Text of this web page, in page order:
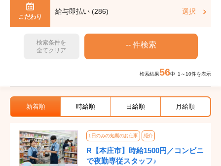
こだわり
給与即払い (286) 選択
検索条件を
全てクリア
検索結果56中 1～10件を表示
新着順 時給順 日給順 月給順
1日のみの短期のお仕事 紹介
R【本庄市】時給1500円／コンビニ
で夜勤専従スタッフ♪